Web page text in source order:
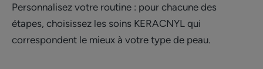
Personnalisez votre routine : pour chacune des
étapes, choisissez les soins KERACNYL qui
correspondent le mieux à votre type de peau.